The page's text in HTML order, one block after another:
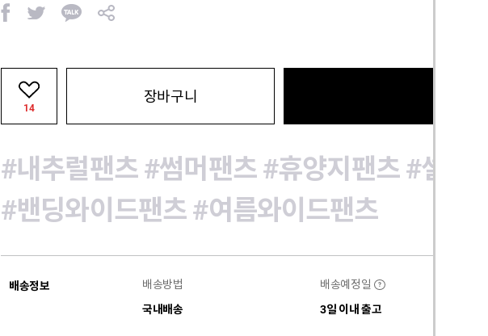
페
이
트
위
카
카
공
유
장바구니
14
#내추럴팬츠 #썸머팬츠 #휴양지팬츠 #셀렉
#밴딩와이드팬츠 #여름와이드팬츠
배송정보
배송방법
국내배송
배송예정일 ?
3일 이내 출고